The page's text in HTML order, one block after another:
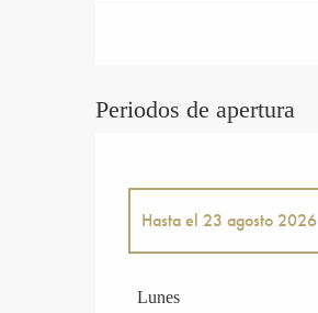
Periodos de apertura
Hasta el 23 agosto 2026
Lunes